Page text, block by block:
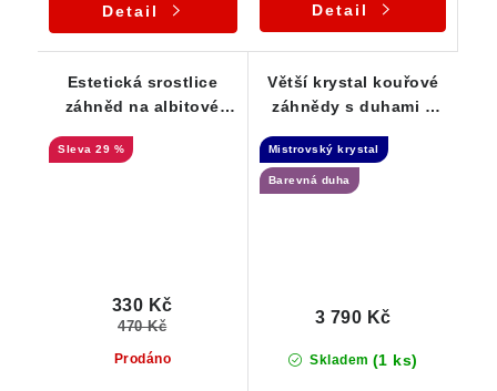
Detail Detail
Estetická srostlice
záhněd na albitové
29 %
Prodáno
330 Kč
470 Kč
Větší krystal kouřové
záhnědy s duhami a
Elestial
Mistrovský krystal
Barevná duha
Skladem (1 ks)
3 790 Kč